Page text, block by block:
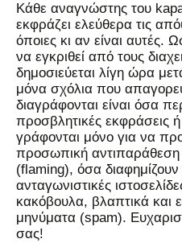
Kάθε αναγνώστης του
εκφράζει ελεύθερα τις
όποιες κι αν είναι αυτές.
να εγκριθεί από τους
δημοσιεύεται λίγη ώρα
μόνα σχόλια που
διαγράφονται είναι όσα
προσβλητικές εκφράσεις
γράφονται μόνο για να
προσωπική αντιπαράθεση
(flaming), όσα διαφημίζουν
ανταγωνιστικές
κακόβουλα, βλαπτικά και
μηνύματα (spam).
σας!